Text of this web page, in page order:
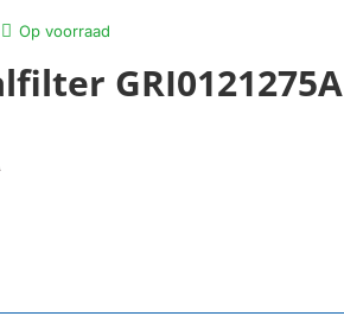
GRI0121275A
Op voorraad